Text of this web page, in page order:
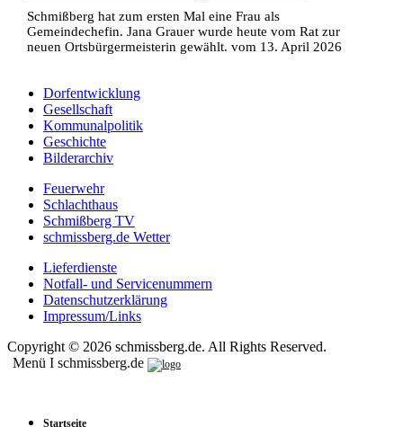
Schmißberg hat zum ersten Mal eine Frau als
Gemeindechefin. Jana Grauer wurde heute vom Rat zur
neuen Ortsbürgermeisterin gewählt. vom 13. April 2026
Dorfentwicklung
Gesellschaft
Kommunalpolitik
Geschichte
Bilderarchiv
Feuerwehr
Schlachthaus
Schmißberg TV
schmissberg.de Wetter
Lieferdienste
Notfall- und Servicenummern
Datenschutzerklärung
Impressum/Links
Copyright © 2026 schmissberg.de. All Rights Reserved.
Menü I schmissberg.de
Startseite